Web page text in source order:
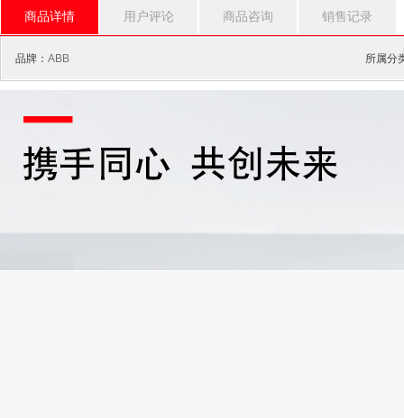
商品详情 用户评论 商品咨询 销售记录
品牌： ABB 所属分